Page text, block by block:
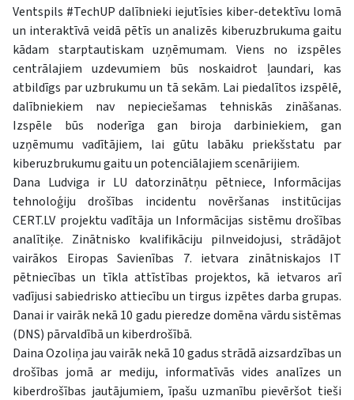
Ventspils #TechUP dalībnieki iejutīsies kiber-detektīvu lomā
un interaktīvā veidā pētīs un analizēs kiberuzbrukuma gaitu
kādam starptautiskam uzņēmumam. Viens no izspēles
centrālajiem uzdevumiem būs noskaidrot ļaundari, kas
atbildīgs par uzbrukumu un tā sekām. Lai piedalītos izspēlē,
dalībniekiem nav nepieciešamas tehniskās zināšanas.
Izspēle būs noderīga gan biroja darbiniekiem, gan
uzņēmumu vadītājiem, lai gūtu labāku priekšstatu par
kiberuzbrukumu gaitu un potenciālajiem scenārijiem.
Dana Ludviga ir LU datorzinātņu pētniece, Informācijas
tehnoloģiju drošības incidentu novēršanas institūcijas
CERT.LV projektu vadītāja un Informācijas sistēmu drošības
analītiķe. Zinātnisko kvalifikāciju pilnveidojusi, strādājot
vairākos Eiropas Savienības 7. ietvara zinātniskajos IT
pētniecības un tīkla attīstības projektos, kā ietvaros arī
vadījusi sabiedrisko attiecību un tirgus izpētes darba grupas.
Danai ir vairāk nekā 10 gadu pieredze domēna vārdu sistēmas
(DNS) pārvaldībā un kiberdrošībā.
Daina Ozoliņa jau vairāk nekā 10 gadus strādā aizsardzības un
drošības jomā ar mediju, informatīvās vides analīzes un
kiberdrošības jautājumiem, īpašu uzmanību pievēršot tieši